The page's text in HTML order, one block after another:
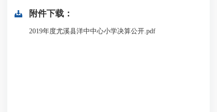
附件下载：
2019年度尤溪县洋中中心小学决算公开.pdf